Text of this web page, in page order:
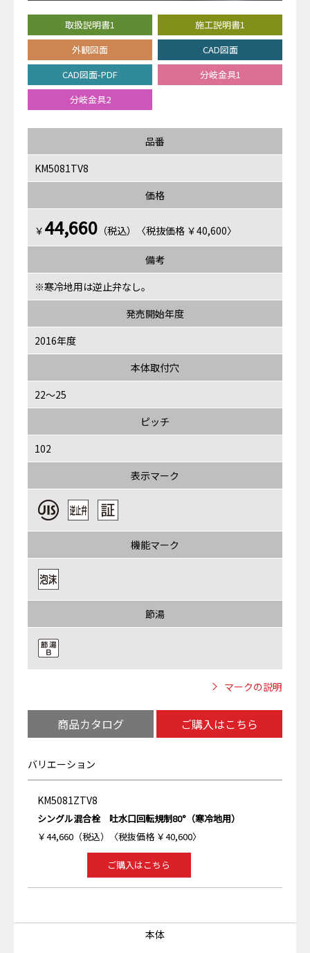
取扱説明書1
施工説明書1
外観図面
CAD図面
CAD図面-PDF
分岐金具1
分岐金具2
品番
KM5081TV8
価格
￥ 44,660 （税込）〈税抜価格 ￥40,600〉
備考
※寒冷地用は逆止弁なし。
発売開始年度
2016年度
本体取付穴
22～25
ピッチ
102
表示マーク
機能マーク
節湯
マークの説明
商品カタログ ご購入はこちら
バリエーション
KM5081ZTV8
シングル混合栓 吐水口回転規制80°（寒冷地用）
￥44,660（税込）〈税抜価格 ￥40,600〉
ご購入はこちら
本体